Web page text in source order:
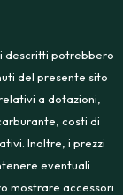
descritti potrebbero
del presente sito
a dotazioni,
costi di
Inoltre, i prezzi
eventuali
mostrare accessori